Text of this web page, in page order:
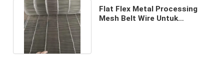
Flat Flex Metal Processing
Mesh Belt Wire Untuk